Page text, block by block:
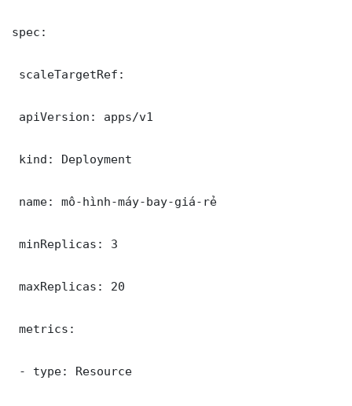
spec:
scaleTargetRef:
apiVersion: apps/v1
kind: Deployment
name: mô-hình-máy-bay-giá-rẻ
minReplicas: 3
maxReplicas: 20
metrics:
- type: Resource